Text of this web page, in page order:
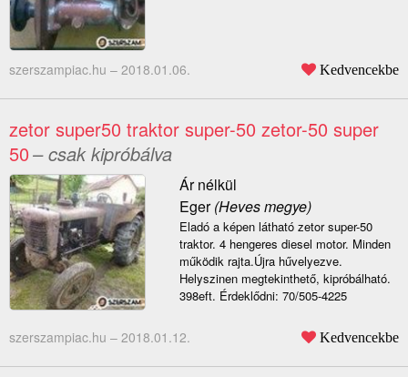
szerszampiac.hu – 2018.01.06. Kedvencekbe
zetor super50 traktor super-50 zetor-50 super
50– csak kipróbálva
Ár nélkül
Eger(Heves megye)
Eladó a képen látható zetor super-50
traktor. 4 hengeres diesel motor. Minden
működik rajta.Újra hűvelyezve.
Helyszinen megtekinthető, kipróbálható.
398eft. Érdeklődni: 70/505-4225
szerszampiac.hu – 2018.01.12. Kedvencekbe